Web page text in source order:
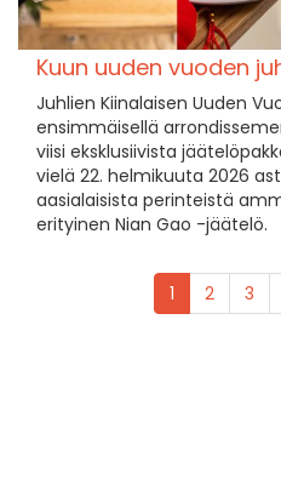
Kuun uuden vuoden
Juhlien Kiinalaisen Uuden
ensimmäisellä
viisi eksklusiivista
vielä 22. helmikuuta 2026
aasialaisista perinteistä
erityinen Nian Gao -jäätelö.
1 2 3